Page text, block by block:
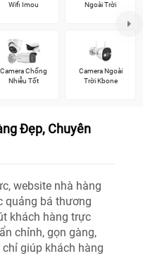
Wifi Imou
Ngoài Trời
Camera Chống
Nhiễu Tốt
Camera Ngoài
Trời Kbone
Đẹp, Chuyên
website nhà hàng
quảng bá thương
khách hàng trực
chỉnh, gọn gàng,
giúp khách hàng